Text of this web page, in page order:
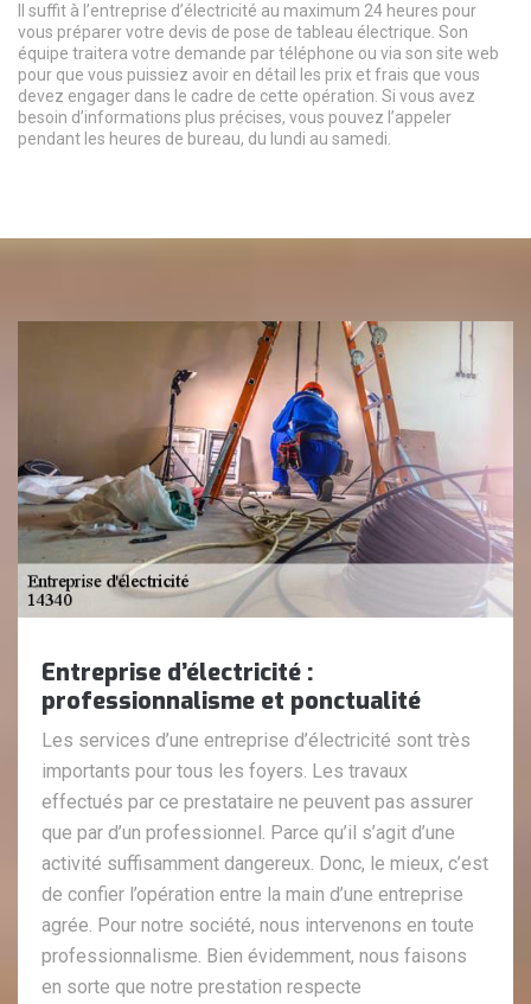
Il suffit à l’entreprise d’électricité au maximum 24 heures pour
vous préparer votre devis de pose de tableau électrique. Son
équipe traitera votre demande par téléphone ou via son site web
pour que vous puissiez avoir en détail les prix et frais que vous
devez engager dans le cadre de cette opération. Si vous avez
besoin d’informations plus précises, vous pouvez l’appeler
pendant les heures de bureau, du lundi au samedi.
Entreprise d’électricité :
professionnalisme et ponctualité
Les services d’une entreprise d’électricité sont très
importants pour tous les foyers. Les travaux
effectués par ce prestataire ne peuvent pas assurer
que par d’un professionnel. Parce qu’il s’agit d’une
activité suffisamment dangereux. Donc, le mieux, c’est
de confier l’opération entre la main d’une entreprise
agrée. Pour notre société, nous intervenons en toute
professionnalisme. Bien évidemment, nous faisons
en sorte que notre prestation respecte